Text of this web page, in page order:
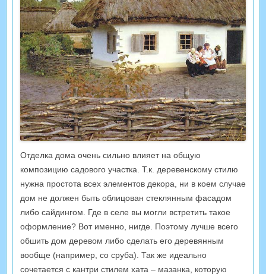
Отделка дома очень сильно влияет на общую
композицию садового участка. Т.к. деревенскому стилю
нужна простота всех элементов декора, ни в коем случае
дом не должен быть облицован стеклянным фасадом
либо сайдингом. Где в селе вы могли встретить такое
оформление? Вот именно, нигде. Поэтому лучше всего
обшить дом деревом либо сделать его деревянным
вообще (например, со сруба). Так же идеально
сочетается с кантри стилем хата – мазанка, которую